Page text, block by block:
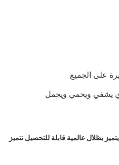
يشفي ويحمي ويجمل
، لون مثير مصنوع لجميع أحمر الشفاه يتميز بظلال عالمية قابلة للتحصيل تتميز